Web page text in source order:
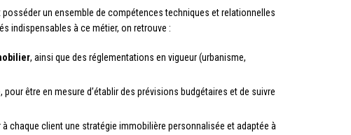
posséder un ensemble de compétences techniques et relationnelles
indispensables à ce métier, on retrouve :
, ainsi que des réglementations en vigueur (urbanisme,
, pour être en mesure d’établir des prévisions budgétaires et de suivre
à chaque client une stratégie immobilière personnalisée et adaptée à